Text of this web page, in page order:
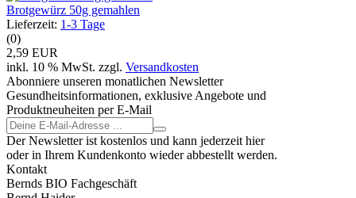
Brotgewürz 50g gemahlen
Lieferzeit: 1-3 Tage
(0)
2,59 EUR
inkl. 10 % MwSt. zzgl. Versandkosten
Abonniere unseren monatlichen Newsletter
Gesundheitsinformationen, exklusive Angebote und
Produktneuheiten per E-Mail
Der Newsletter ist kostenlos und kann jederzeit hier
oder in Ihrem Kundenkonto wieder abbestellt werden.
Kontakt
Bernds BIO Fachgeschäft